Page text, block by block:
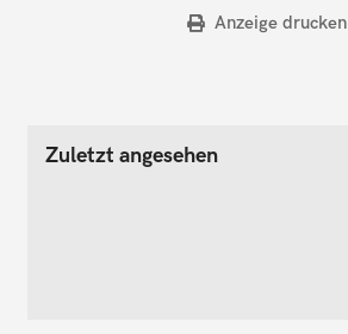
Anzeige drucken
Zuletzt angesehen